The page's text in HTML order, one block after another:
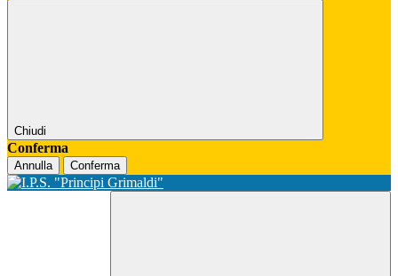
Chiudi
Conferma
Annulla Conferma